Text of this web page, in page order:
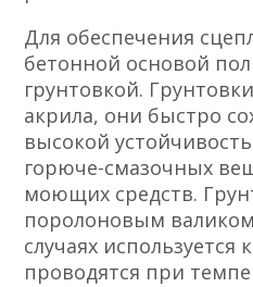
Для обеспечения
бетонной основой
грунтовкой.
акрила, они быстро
высокой
горюче-смазочных
моющих средств.
поролоновым
случаях используется
проводятся при